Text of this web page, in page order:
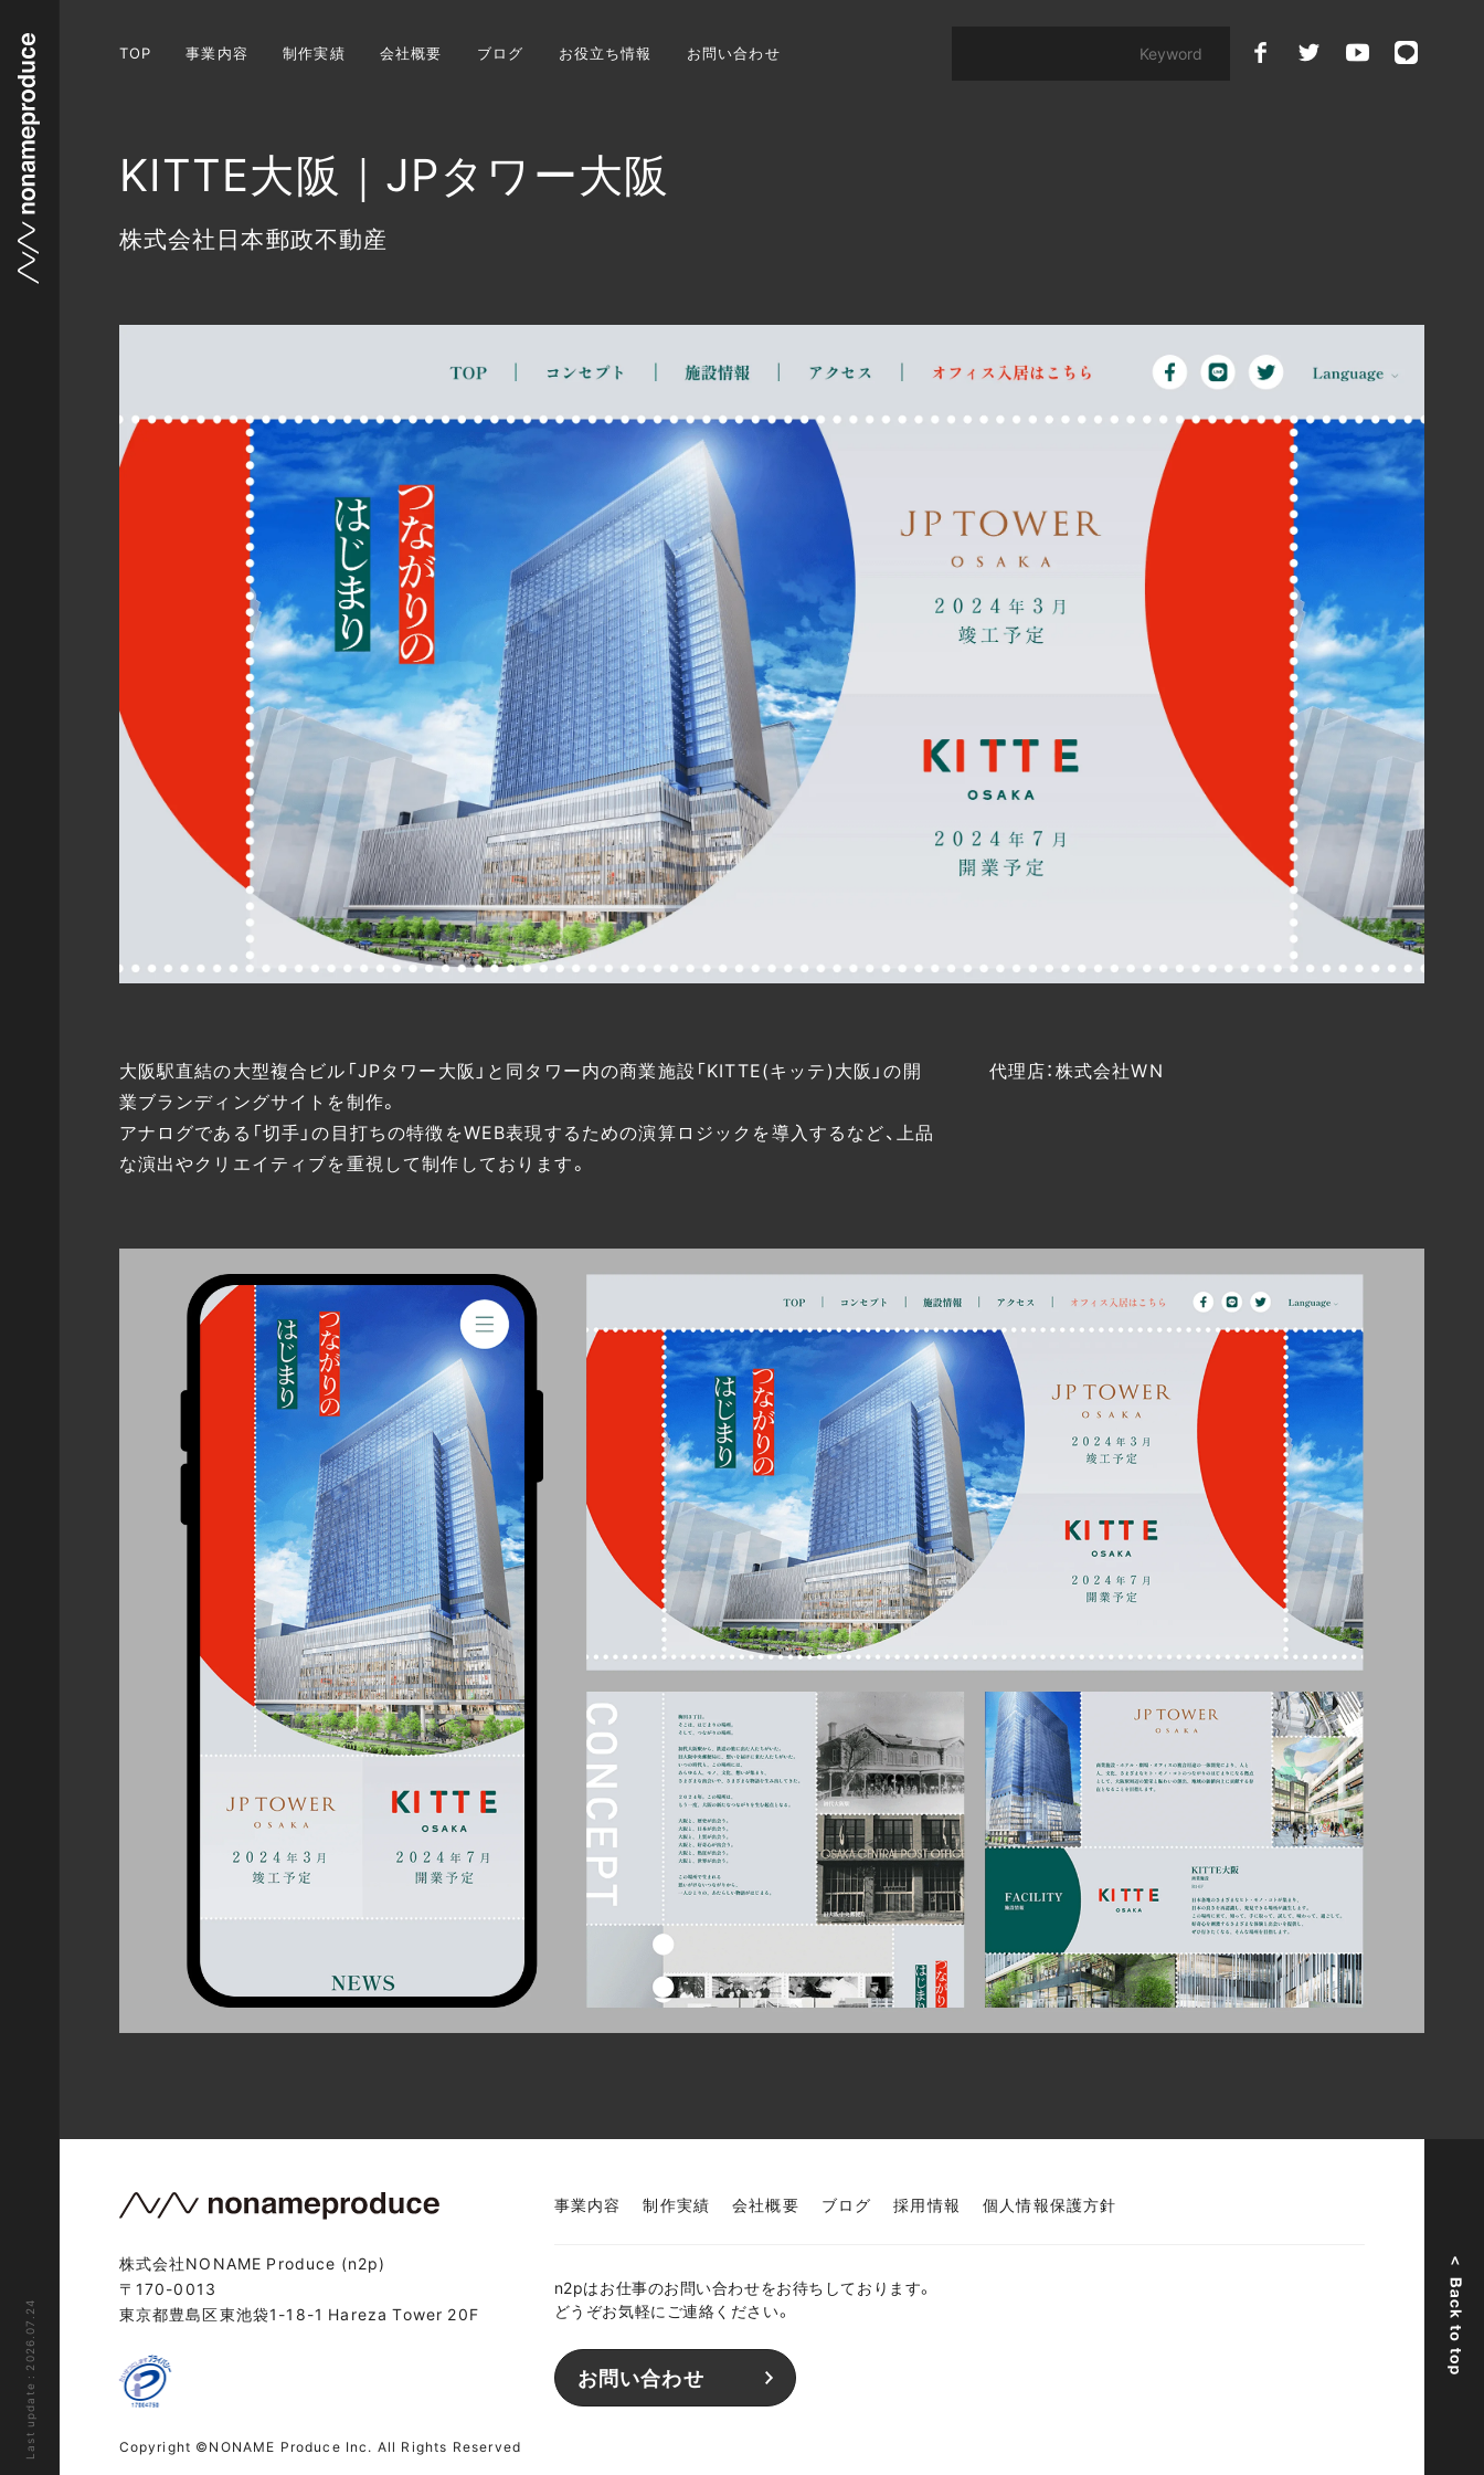
TOP 事業内容 制作実績 会社概要 ブログ お役立ち情報 お問い合わせ
KITTE大阪｜JPタワー大阪
株式会社日本郵政不動産
大阪駅直結の大型複合ビル「JPタワー大阪」と同タワー内の商業施設「KITTE(キッテ)大阪」の開
業ブランディングサイトを制作。
アナログである「切手」の目打ちの特徴をWEB表現するための演算ロジックを導入するなど、上品
な演出やクリエイティブを重視して制作しております。
代理店：株式会社WN
Last update : 2026.07.24
株式会社NONAME Produce (n2p)
〒170-0013
東京都豊島区東池袋1-18-1 Hareza Tower 20F
事業内容 制作実績 会社概要 ブログ 採用情報 個人情報保護方針
n2pはお仕事のお問い合わせをお待ちしております。
どうぞお気軽にご連絡ください。
お問い合わせ
Copyright ©NONAME Produce Inc. All Rights Reserved